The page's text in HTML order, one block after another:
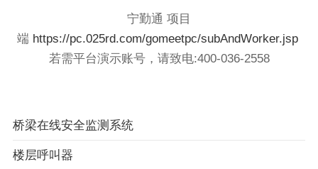
宁勤通 项目
端 https://pc.025rd.com/gomeetpc/subAndWorker.jsp
若需平台演示账号，请致电:400-036-2558
桥梁在线安全监测系统
楼层呼叫器